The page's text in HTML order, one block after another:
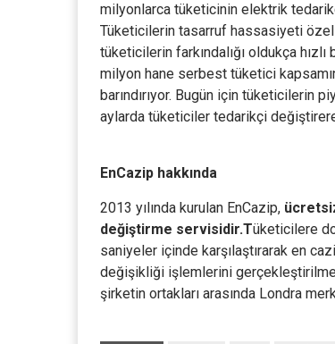
milyonlarca tüketicinin elektrik
Tüketicilerin tasarruf hassasiyeti
tüketicilerin farkındalığı oldukça hızlı
milyon hane serbest tüketici
barındırıyor. Bugün için tüketicilerin
aylarda tüketiciler tedarikçi
EnCazip hakkında
2013 yılında kurulan EnCazip,
değiştirme servisidir.Tüketicilere
saniyeler içinde karşılaştırarak en
değişikliği işlemlerini
şirketin ortakları arasında Londra